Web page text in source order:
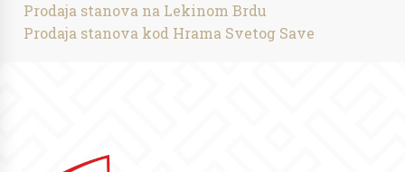
Prodaja stanova na Lekinom Brdu
Prodaja stanova kod Hrama Svetog Save